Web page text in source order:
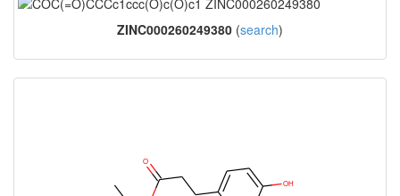
ZINC000260249380 (search)